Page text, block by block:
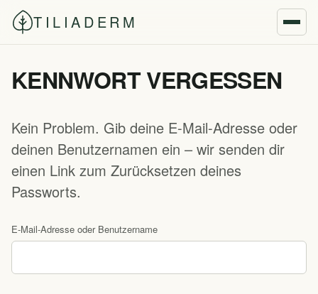
Zum
Inhalt
springen
TILIADERM
KENNWORT VERGESSEN
Kein Problem. Gib deine E-Mail-Adresse oder
deinen Benutzernamen ein – wir senden dir
einen Link zum Zurücksetzen deines
Passworts.
E-Mail-Adresse oder Benutzername